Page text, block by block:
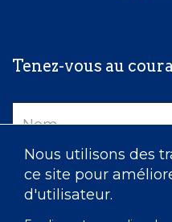
Nous utilisons des
ce site pour
d'utilisateur.
Tenez-vous au
Nom
Courriel